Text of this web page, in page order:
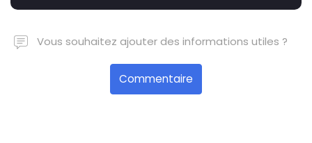
Vous souhaitez ajouter des informations utiles ?
Commentaire